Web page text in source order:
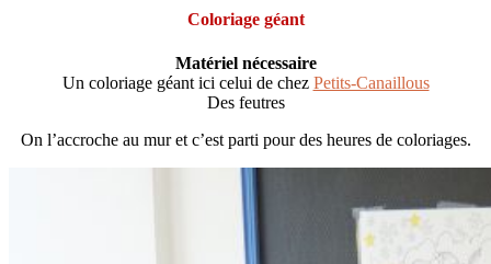
Coloriage géant
Matériel nécessaire
Un coloriage géant ici celui de chez Petits-Canaillous
Des feutres
On l’accroche au mur et c’est parti pour des heures de coloriages.